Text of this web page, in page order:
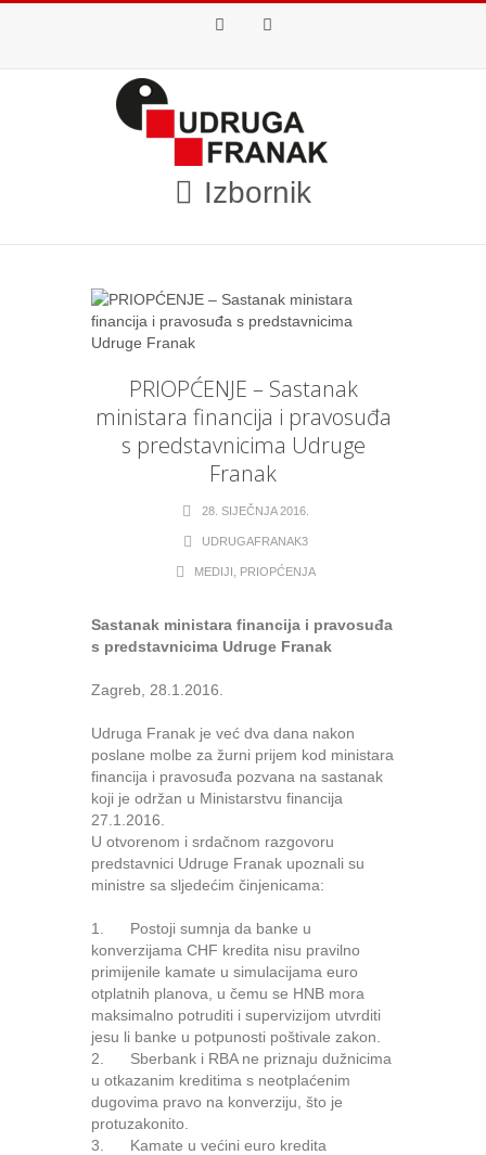
Izbornik
PRIOPĆENJE – Sastanak
ministara financija i pravosuđa
s predstavnicima Udruge
Franak
28. SIJEČNJA 2016.
UDRUGAFRANAK3
MEDIJI PRIOPĆENJA
Sastanak ministara financija i pravosuđa
s predstavnicima Udruge Franak
Zagreb, 28.1.2016.
Udruga Franak je već dva dana nakon
poslane molbe za žurni prijem kod ministara
financija i pravosuđa pozvana na sastanak
koji je održan u Ministarstvu financija
27.1.2016.
U otvorenom i srdačnom razgovoru
predstavnici Udruge Franak upoznali su
ministre sa sljedećim činjenicama:
1. Postoji sumnja da banke u
konverzijama CHF kredita nisu pravilno
primijenile kamate u simulacijama euro
otplatnih planova, u čemu se HNB mora
maksimalno potruditi i supervizijom utvrditi
jesu li banke u potpunosti poštivale zakon.
2. Sberbank i RBA ne priznaju dužnicima
u otkazanim kreditima s neotplaćenim
dugovima pravo na konverziju, što je
protuzakonito.
3. Kamate u većini euro kredita